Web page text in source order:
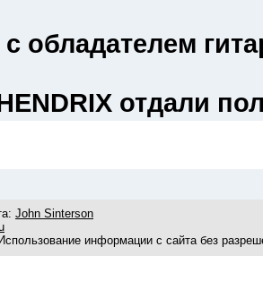
обладателем
отдали
John Sinterson
информации с сайта без